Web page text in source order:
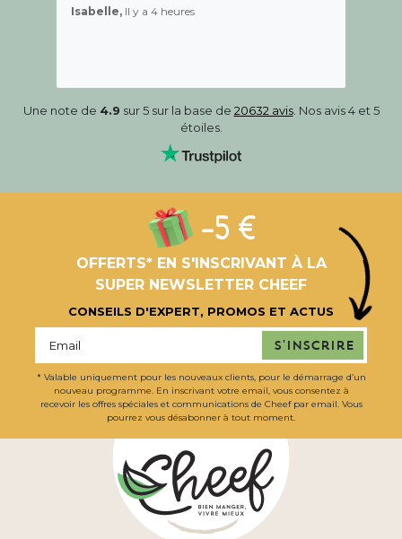
Isabelle, Il y a 4 heures
Une note de 4.9 sur 5 sur la base de 20632 avis. Nos avis 4 et 5
étoiles.
-5 €
OFFERTS* EN S'INSCRIVANT À LA
SUPER NEWSLETTER CHEEF
CONSEILS D'EXPERT, PROMOS ET ACTUS
S'inscrire
* Valable uniquement pour les nouveaux clients, pour le démarrage d’un
nouveau programme. En inscrivant votre email, vous consentez à
recevoir les offres spéciales et communications de Cheef par email. Vous
pourrez vous désabonner à tout moment.